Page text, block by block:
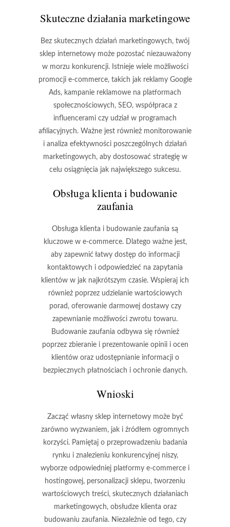
Skuteczne działania marketingowe
Bez skutecznych działań marketingowych, twój
sklep internetowy może pozostać niezauważony
w morzu konkurencji. Istnieje wiele możliwości
promocji e-commerce, takich jak reklamy Google
Ads, kampanie reklamowe na platformach
społecznościowych, SEO, współpraca z
influencerami czy udział w programach
afiliacyjnych. Ważne jest również monitorowanie
i analiza efektywności poszczególnych działań
marketingowych, aby dostosować strategię w
celu osiągnięcia jak największego sukcesu.
Obsługa klienta i budowanie
zaufania
Obsługa klienta i budowanie zaufania są
kluczowe w e-commerce. Dlatego ważne jest,
aby zapewnić łatwy dostęp do informacji
kontaktowych i odpowiedzieć na zapytania
klientów w jak najkrótszym czasie. Wspieraj ich
również poprzez udzielanie wartościowych
porad, oferowanie darmowej dostawy czy
zapewnianie możliwości zwrotu towaru.
Budowanie zaufania odbywa się również
poprzez zbieranie i prezentowanie opinii i ocen
klientów oraz udostępnianie informacji o
bezpiecznych płatnościach i ochronie danych.
Wnioski
Zacząć własny sklep internetowy może być
zarówno wyzwaniem, jak i źródłem ogromnych
korzyści. Pamiętaj o przeprowadzeniu badania
rynku i znalezieniu konkurencyjnej niszy,
wyborze odpowiedniej platformy e-commerce i
hostingowej, personalizacji sklepu, tworzeniu
wartościowych treści, skutecznych działaniach
marketingowych, obsłudze klienta oraz
budowaniu zaufania. Niezależnie od tego, czy